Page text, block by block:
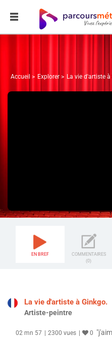
Accueil Explorer La vie d'artiste à
EN BREF
COMMENTAIRES
(0)
La vie d'artiste à Ginkgo.
Artiste-peintre
02 mn 57 2300 vues 0